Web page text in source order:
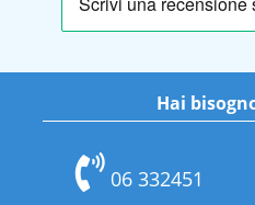
Hai
06 332451